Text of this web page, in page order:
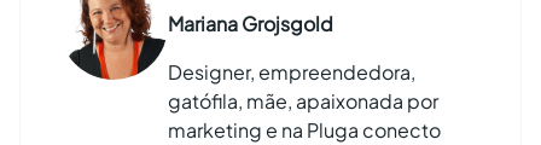
Mariana Grojsgold
Designer, empreendedora,
gatófila, mãe, apaixonada por
marketing e na Pluga conecto